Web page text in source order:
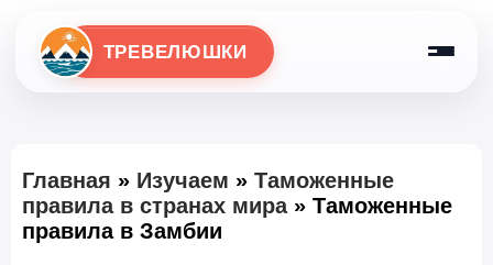
ТРЕВЕЛЮШКИ
Главная » Изучаем » Таможенные
правила в странах мира» Таможенные
правила в Замбии